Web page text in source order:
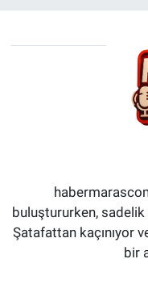
buluştururken,
Şatafattan kaçınıyor
bir